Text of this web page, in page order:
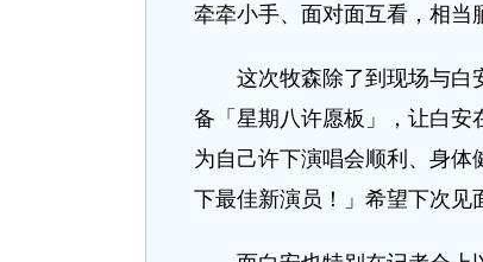
牵牵小手、面对面互看，相当
这次牧森除了到现场与白
备「星期八许愿板」，让白安
为自己许下演唱会顺利、身
下最佳新演员！」希望下次见